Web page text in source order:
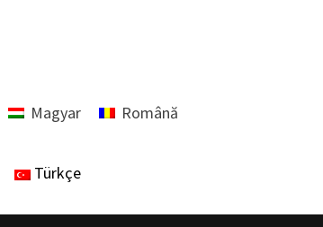
Magyar
Română
Türkçe